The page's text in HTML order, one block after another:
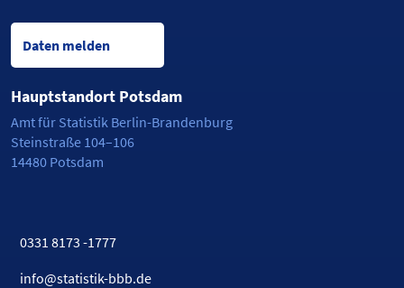
Daten melden
Hauptstandort Potsdam
Amt für Statistik Berlin-Brandenburg
Steinstraße 104–106
14480 Potsdam
0331 8173 -1777
info@statistik-bbb.de